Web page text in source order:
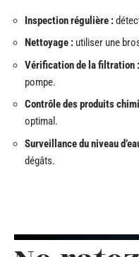
Inspection régulière :
Nettoyage : utiliser une
Vérification de la filtration :
pompe.
Contrôle des produits
optimal.
Surveillance du niveau
dégâts.